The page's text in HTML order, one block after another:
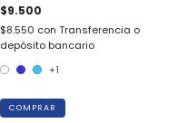
$9.500
$8.550 con Transferencia o
depósito bancario
+1
COMPRAR